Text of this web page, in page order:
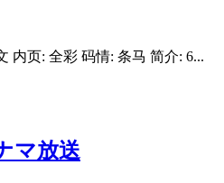
内页: 全彩 码情: 条马 简介: 6...
マ放送